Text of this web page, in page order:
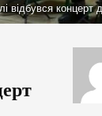
відбувся